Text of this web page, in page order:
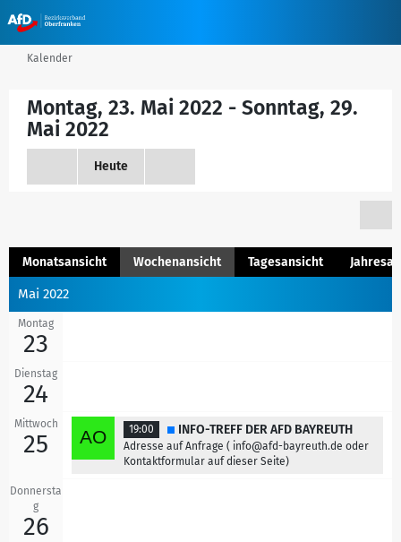
Kalender
Montag, 23. Mai 2022 - Sonntag, 29.
Mai 2022
Heute
Monatsansicht Wochenansicht Tagesansicht
Mai 2022
Montag
23
Dienstag
24
Mittwoch
25
19:00 INFO-TREFF DER AFD BAYREUTH
Adresse auf Anfrage ( info@afd-bayreuth.de oder
Kontaktformular auf dieser Seite)
Donnersta
g
26